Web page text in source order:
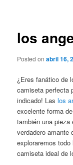
los
Posted onabril 16,
¿Eres fanático de
camiseta perfecta
indicado! Laslos
excelente forma
también una pieza
verdadero amante
exploraremos
camiseta ideal de